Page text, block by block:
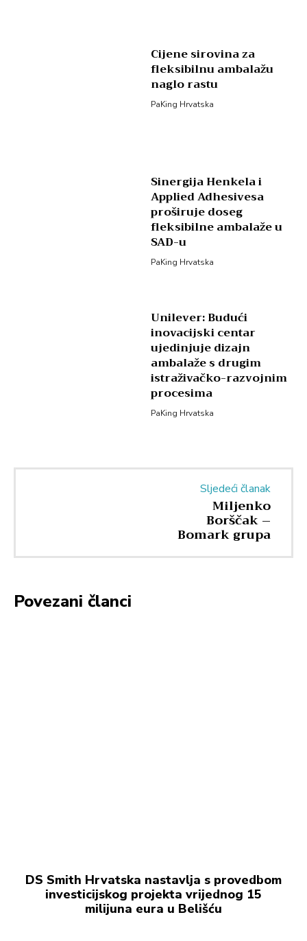
Cijene sirovina za
fleksibilnu ambalažu
naglo rastu
PaKing Hrvatska
Sinergija Henkela i
Applied Adhesivesa
proširuje doseg
fleksibilne ambalaže u
SAD-u
PaKing Hrvatska
Unilever: Budući
inovacijski centar
ujedinjuje dizajn
ambalaže s drugim
istraživačko-razvojnim
procesima
PaKing Hrvatska
Sljedeći članak
Miljenko
Borščak –
Bomark grupa
Povezani članci
DS Smith Hrvatska nastavlja s provedbom
investicijskog projekta vrijednog 15
milijuna eura u Belišću